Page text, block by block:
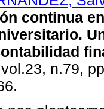
continua
n.79,